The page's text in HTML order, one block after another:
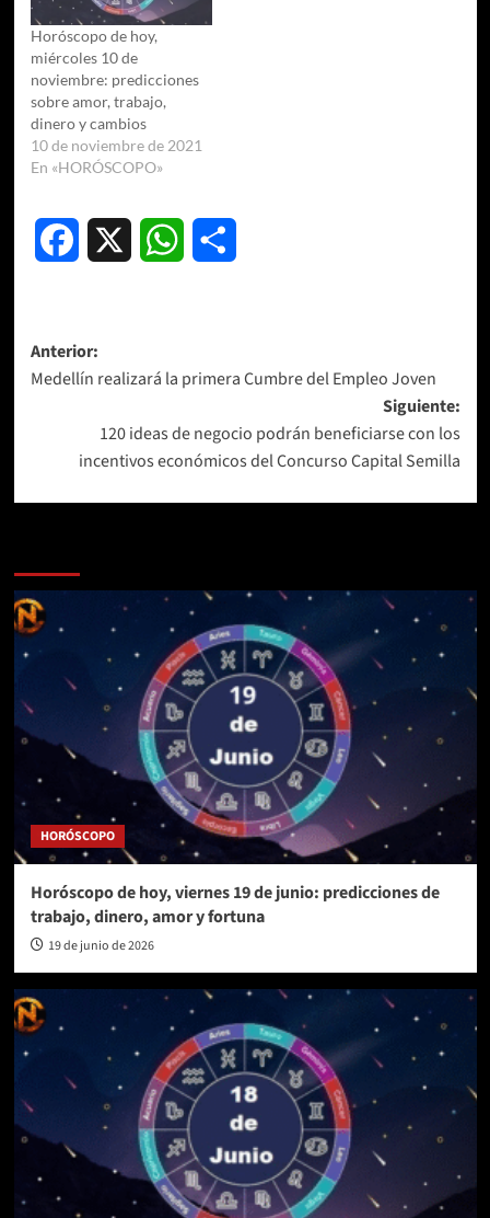
Horóscopo de hoy,
miércoles 10 de
noviembre: predicciones
sobre amor, trabajo,
dinero y cambios
10 de noviembre de 2021
En «HORÓSCOPO»
Facebook WhatsApp
Navegación
de
entradas
Anterior:
Medellín realizará la primera Cumbre del Empleo Joven
Siguiente:
120 ideas de negocio podrán beneficiarse con los
incentivos económicos del Concurso Capital Semilla
HORÓSCOPO
Horóscopo de hoy, viernes 19 de junio: predicciones de
trabajo, dinero, amor y fortuna
19 de junio de 2026